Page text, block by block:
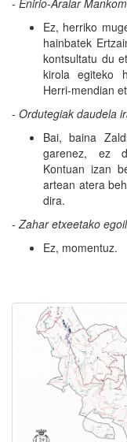
Ez, herriko
hainbatek
kontsultatu du
kirola egiteko
Herri-mendian
- Ordutegiak daudela
Bai, baina
garenez, ez
Kontuan izan
artean atera
dira.
- Zahar etxeetako
Ez, momentuz.